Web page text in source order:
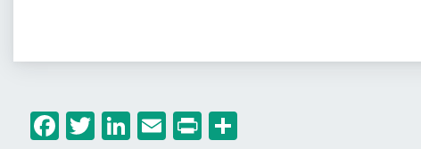
Facebook
Twitter
LinkedIn
Email
Print